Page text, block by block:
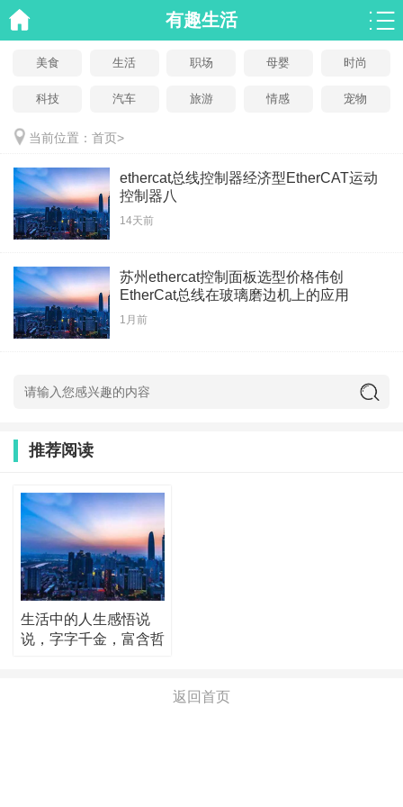
有趣生活
美食 生活 职场 母婴 时尚
科技 汽车 旅游 情感 宠物
当前位置： 首页>
ethercat总线控制器经济型EtherCAT运动
控制器八
14天前
苏州ethercat控制面板选型价格伟创
EtherCat总线在玻璃磨边机上的应用
1月前
推荐阅读
生活中的人生感悟说
说，字字千金，富含哲
返回首页